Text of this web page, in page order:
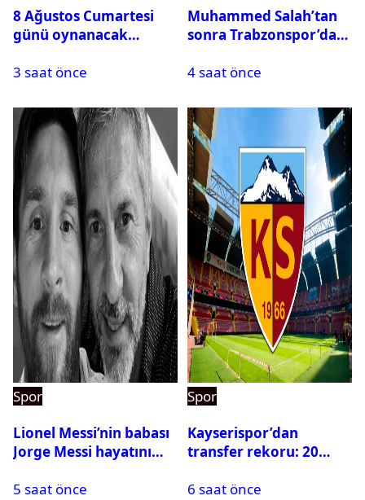
8 Ağustos Cumartesi
günü oynanacak
3 saat önce
Muhammed Salah’tan
sonra Trabzonspor’dan
4 saat önce
Spor
Lionel Messi’nin babası
Jorge Messi hayatını
5 saat önce
Spor
Kayserispor’dan
transfer rekoru: 20
6 saat önce